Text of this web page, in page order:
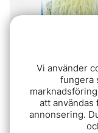
Fladen Bläckfiskar
45 kr
Vi använder
fungera
att
annonsering.